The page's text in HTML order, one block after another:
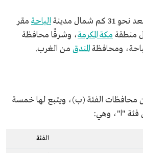
مدينة الباحة مقر
منطقة مكة المكرمة، وشرقًا محافظة
ومحافظةالمندق من الغرب.
الفئة (ب)، ويتبع لها خمسة
فئة "ا"، وهي:
الفئة